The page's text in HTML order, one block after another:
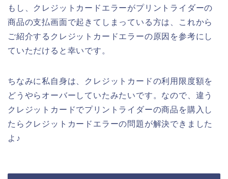
もし、クレジットカードエラーがプリントライダーの
商品の支払画面で起きてしまっている方は、これから
ご紹介するクレジットカードエラーの原因を参考にし
ていただけると幸いです。
ちなみに私自身は、クレジットカードの利用限度額を
どうやらオーバーしていたみたいです。なので、違う
クレジットカードでプリントライダーの商品を購入し
たらクレジットカードエラーの問題が解決できました
よ♪